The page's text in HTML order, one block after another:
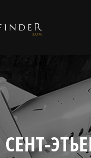
СЕНТ-